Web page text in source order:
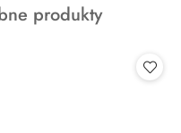
produkty